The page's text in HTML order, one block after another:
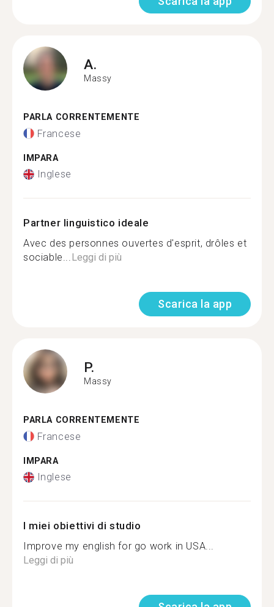
A.
Massy
PARLA CORRENTEMENTE
Francese
IMPARA
Inglese
Partner linguistico ideale
Avec des personnes ouvertes d'esprit, drôles et
sociable...Leggi di più
Scarica la app
P.
Massy
PARLA CORRENTEMENTE
Francese
IMPARA
Inglese
I miei obiettivi di studio
Improve my english for go work in USA...
Leggi di più